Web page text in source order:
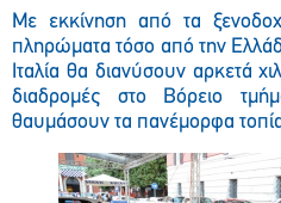
Με εκκίνηση από τα
πληρώματα τόσο από την
Ιταλία θα διανύσουν αρκετά
διαδρομές στο Βόρειο
θαυμάσουν τα πανέμορφα